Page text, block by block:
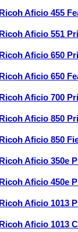
Ricoh Aficio 455
Ricoh Aficio 551
Ricoh Aficio 650
Ricoh Aficio 650
Ricoh Aficio 700
Ricoh Aficio 850
Ricoh Aficio 850
Ricoh Aficio 350e
Ricoh Aficio 450e
Ricoh Aficio 1013
Ricoh Aficio 1013